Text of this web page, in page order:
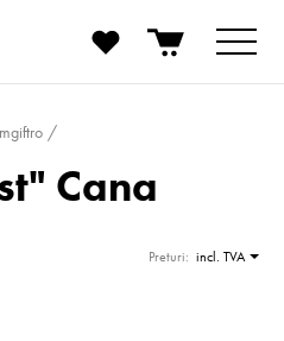
Cana
Preturi: incl. TVA